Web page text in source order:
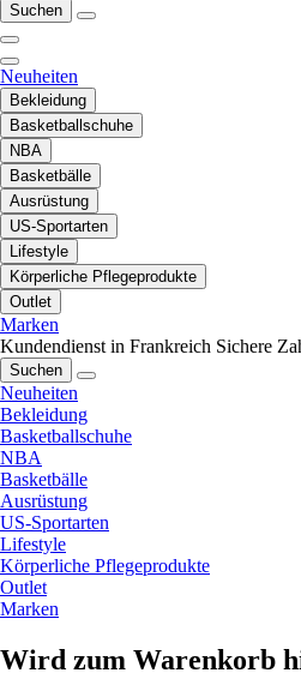
Suchen
Neuheiten
Bekleidung
Basketballschuhe
NBA
Basketbälle
Ausrüstung
US-Sportarten
Lifestyle
Körperliche Pflegeprodukte
Outlet
Marken
Kundendienst in Frankreich Sichere
Suchen
Neuheiten
Bekleidung
Basketballschuhe
NBA
Basketbälle
Ausrüstung
US-Sportarten
Lifestyle
Körperliche Pflegeprodukte
Outlet
Marken
Wird zum Warenkorb